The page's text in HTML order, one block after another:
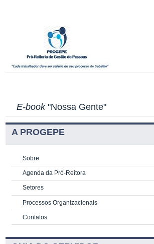
E-book"Nossa Gente"
A PROGEPE
Sobre
Agenda da Pró-Reitora
Setores
Processos Organizacionais
Contatos